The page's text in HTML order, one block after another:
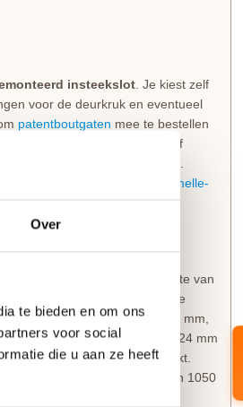
Over
te bieden en om ons
voor social
die u aan ze heeft
insteekslot . Je kiest zelf
voor de deurkruk en eventueel
patentboutgaten mee te bestellen
het deurbeslag zonder boren of
paumelle-
deur heeft een degelijke dikte van
en lang meegaat. De moderne
en onderdorpel van 177 mm,
opvallend strakke profiel van 24 mm
helemaal compleet maakt.
op de standaardhoogte van 1050